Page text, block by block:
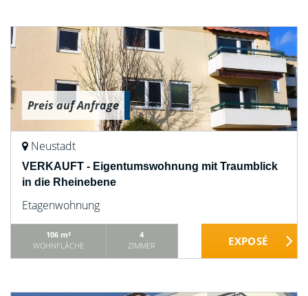
Preis auf Anfrage
Neustadt
VERKAUFT - Eigentumswohnung mit Traumblick
in die Rheinebene
Etagenwohnung
106 m²
WOHNFLÄCHE
4
ZIMMER